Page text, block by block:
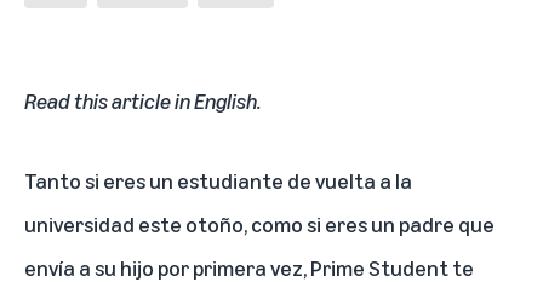
Read this article in English.
Tanto si eres un estudiante de vuelta a la
universidad este otoño, como si eres un padre que
envía a su hijo por primera vez, Prime Student te